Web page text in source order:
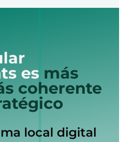
es más
coherente
local digital